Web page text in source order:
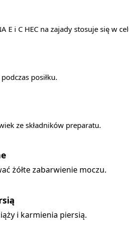
E i C HEC na zajady stosuje się w
posiłku.
ze składników preparatu.
żółte zabarwienie moczu.
i karmienia piersią.